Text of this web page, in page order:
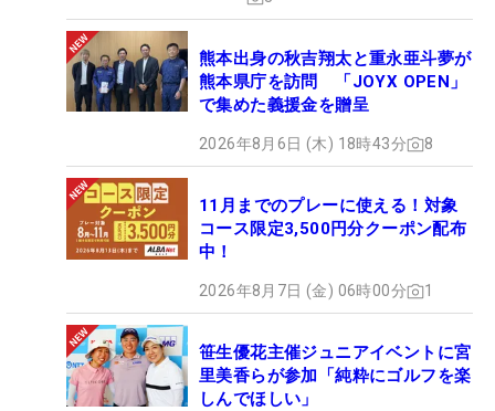
熊本出身の秋吉翔太と重永亜斗夢が
熊本県庁を訪問 「JOYX OPEN」
で集めた義援金を贈呈
2026年8月6日 (木) 18時43分 8
11月までのプレーに使える！対象
コース限定3,500円分クーポン配布
中！
2026年8月7日 (金) 06時00分 1
笹生優花主催ジュニアイベントに宮
里美香らが参加「純粋にゴルフを楽
しんでほしい」